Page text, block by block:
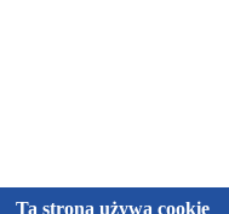
Ta strona używa cookie